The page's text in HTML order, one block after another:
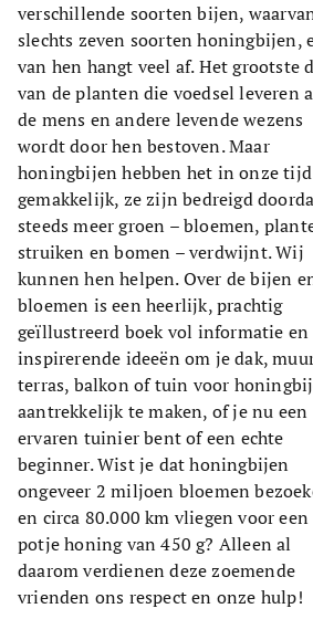
verschillende soorten bijen,
slechts zeven soorten honingbijen,
van hen hangt veel af. Het grootste
van de planten die voedsel leveren
de mens en andere levende wezens
wordt door hen bestoven. Maar
honingbijen hebben het in onze
gemakkelijk, ze zijn bedreigd
steeds meer groen – bloemen,
struiken en bomen – verdwijnt. Wij
kunnen hen helpen. Over de bijen
bloemen is een heerlijk, prachtig
geïllustreerd boek vol informatie en
inspirerende ideeën om je dak,
terras, balkon of tuin voor
aantrekkelijk te maken, of je nu een
ervaren tuinier bent of een echte
beginner. Wist je dat honingbijen
ongeveer 2 miljoen bloemen
en circa 80.000 km vliegen voor een
potje honing van 450 g? Alleen al
daarom verdienen deze zoemende
vrienden ons respect en onze hulp!